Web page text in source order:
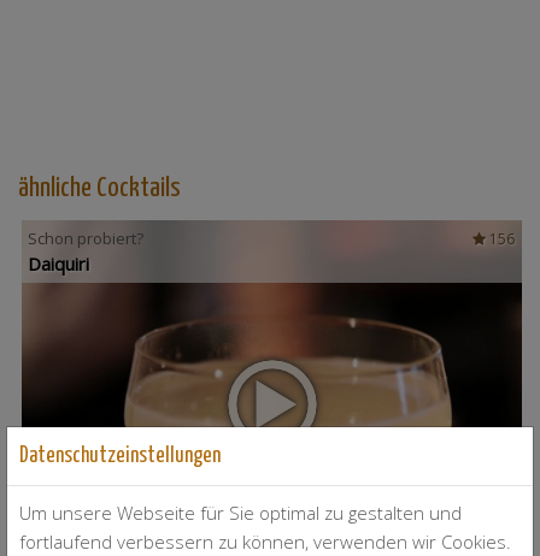
ähnliche Cocktails
156
Schon probiert?
Daiquiri
Datenschutzeinstellungen
Um unsere Webseite für Sie optimal zu gestalten und
fortlaufend verbessern zu können, verwenden wir Cookies.